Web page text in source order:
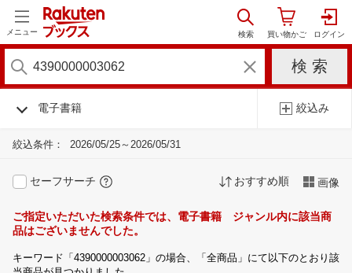
メニュー
電子書籍 絞込み
絞込条件： 2026/05/25～2026/05/31
セーフサーチ おすすめ順 画像
ご指定いただいた検索条件では、電子書籍 ジャンル内に該当商
品はございませんでした。
キーワード「4390000003062」の場合、「全商品」にて以下のとおり該